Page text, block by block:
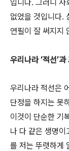
입니다. 그러니 사
없었을 것입니다.
연필이 잘 써지지
우리나라 ‘적선’과
우리나라 적선은
단정을 하지는 못
이것이 단순한 기
나 다 같은 생명이
를 저는 뚜렷하게